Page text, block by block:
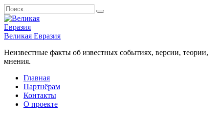
Перейти
к
содержанию
Search
for:
Великая Евразия
Неизвестные факты об известных событиях, версии, теории,
мнения.
Главная
Партнёрам
Контакты
О проекте